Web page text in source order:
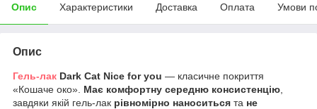
Опис Характеристики Доставка Оплата Умови
Опис
Гель-лак Dark Cat Nice foryou — класичне покриття
«Кошаче око». Має комфортну середню консистенцію
завдяки якій гель-лак рівномірно наноситься та не